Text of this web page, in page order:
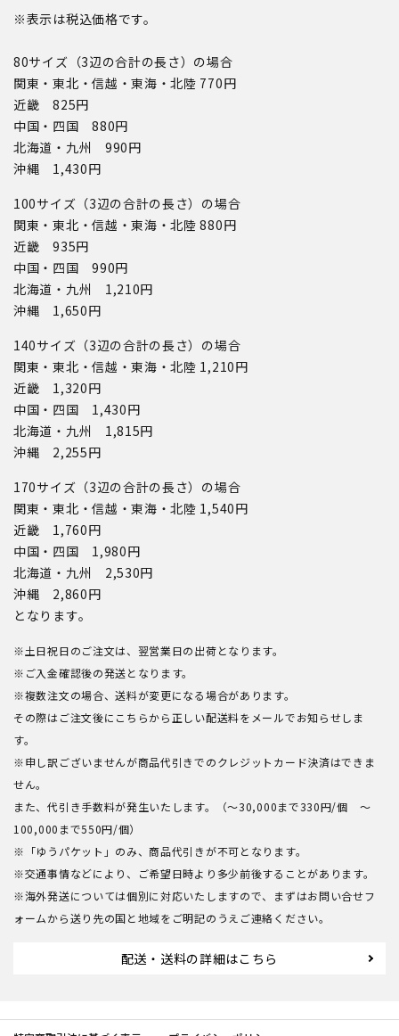
※表示は税込価格です。
80サイズ（3辺の合計の長さ）の場合
関東・東北・信越・東海・北陸 770円
近畿 825円
中国・四国 880円
北海道・九州 990円
沖縄 1,430円
100サイズ（3辺の合計の長さ）の場合
関東・東北・信越・東海・北陸 880円
近畿 935円
中国・四国 990円
北海道・九州 1,210円
沖縄 1,650円
140サイズ（3辺の合計の長さ）の場合
関東・東北・信越・東海・北陸 1,210円
近畿 1,320円
中国・四国 1,430円
北海道・九州 1,815円
沖縄 2,255円
170サイズ（3辺の合計の長さ）の場合
関東・東北・信越・東海・北陸 1,540円
近畿 1,760円
中国・四国 1,980円
北海道・九州 2,530円
沖縄 2,860円
となります。
※土日祝日のご注文は、翌営業日の出荷となります。
※ご入金確認後の発送となります。
※複数注文の場合、送料が変更になる場合があります。
その際はご注文後にこちらから正しい配送料をメールでお知らせしま
す。
※申し訳ございませんが商品代引きでのクレジットカード決済はできま
せん。
また、代引き手数料が発生いたします。（～30,000まで330円/個 ～
100,000まで550円/個）
※「ゆうパケット」のみ、商品代引きが不可となります。
※交通事情などにより、ご希望日時より多少前後することがあります。
※海外発送については個別に対応いたしますので、まずはお問い合せフ
ォームから送り先の国と地域をご明記のうえご連絡ください。
配送・送料の詳細はこちら